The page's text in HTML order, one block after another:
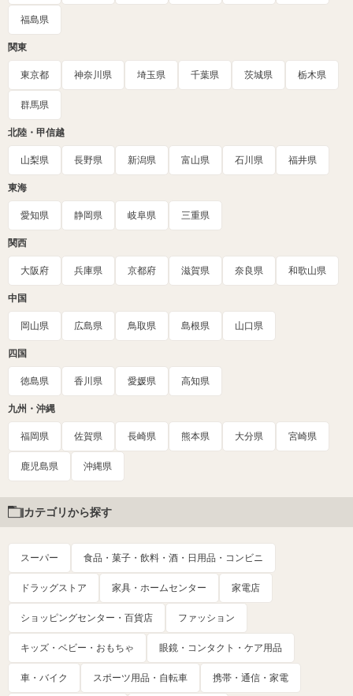
福島県
関東
東京都 神奈川県 埼玉県 千葉県 茨城県 栃木県
群馬県
北陸・甲信越
山梨県 長野県 新潟県 富山県 石川県 福井県
東海
愛知県 静岡県 岐阜県 三重県
関西
大阪府 兵庫県 京都府 滋賀県 奈良県 和歌山県
中国
岡山県 広島県 鳥取県 島根県 山口県
四国
徳島県 香川県 愛媛県 高知県
九州・沖縄
福岡県 佐賀県 長崎県 熊本県 大分県 宮崎県
鹿児島県 沖縄県
カテゴリから探す
スーパー 食品・菓子・飲料・酒・日用品・コンビニ
ドラッグストア 家具・ホームセンター 家電店
ショッピングセンター・百貨店 ファッション
キッズ・ベビー・おもちゃ 眼鏡・コンタクト・ケア用品
車・バイク スポーツ用品・自転車 携帯・通信・家電